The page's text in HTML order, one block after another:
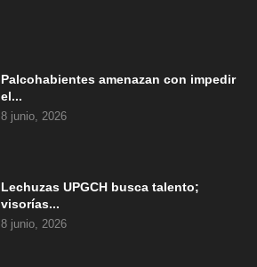
Palcohabientes amenazan con impedir
el...
8 junio, 2026
Lechuzas UPGCH busca talento;
visorías...
8 junio, 2026